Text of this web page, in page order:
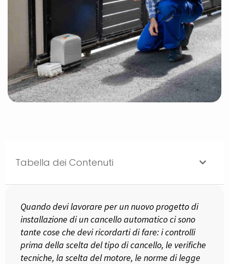
Tabella dei Contenuti
Quando devi lavorare per un nuovo progetto di
installazione di un cancello automatico ci sono
tante cose che devi ricordarti di fare: i controlli
prima della scelta del tipo di cancello, le verifiche
tecniche, la scelta del motore, le norme di legge